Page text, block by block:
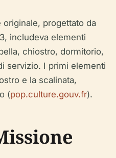
progettato da
includeva elementi
chiostro, dormitorio,
servizio. I primi elementi
e la scalinata,
(pop.culture.gouv.fr).